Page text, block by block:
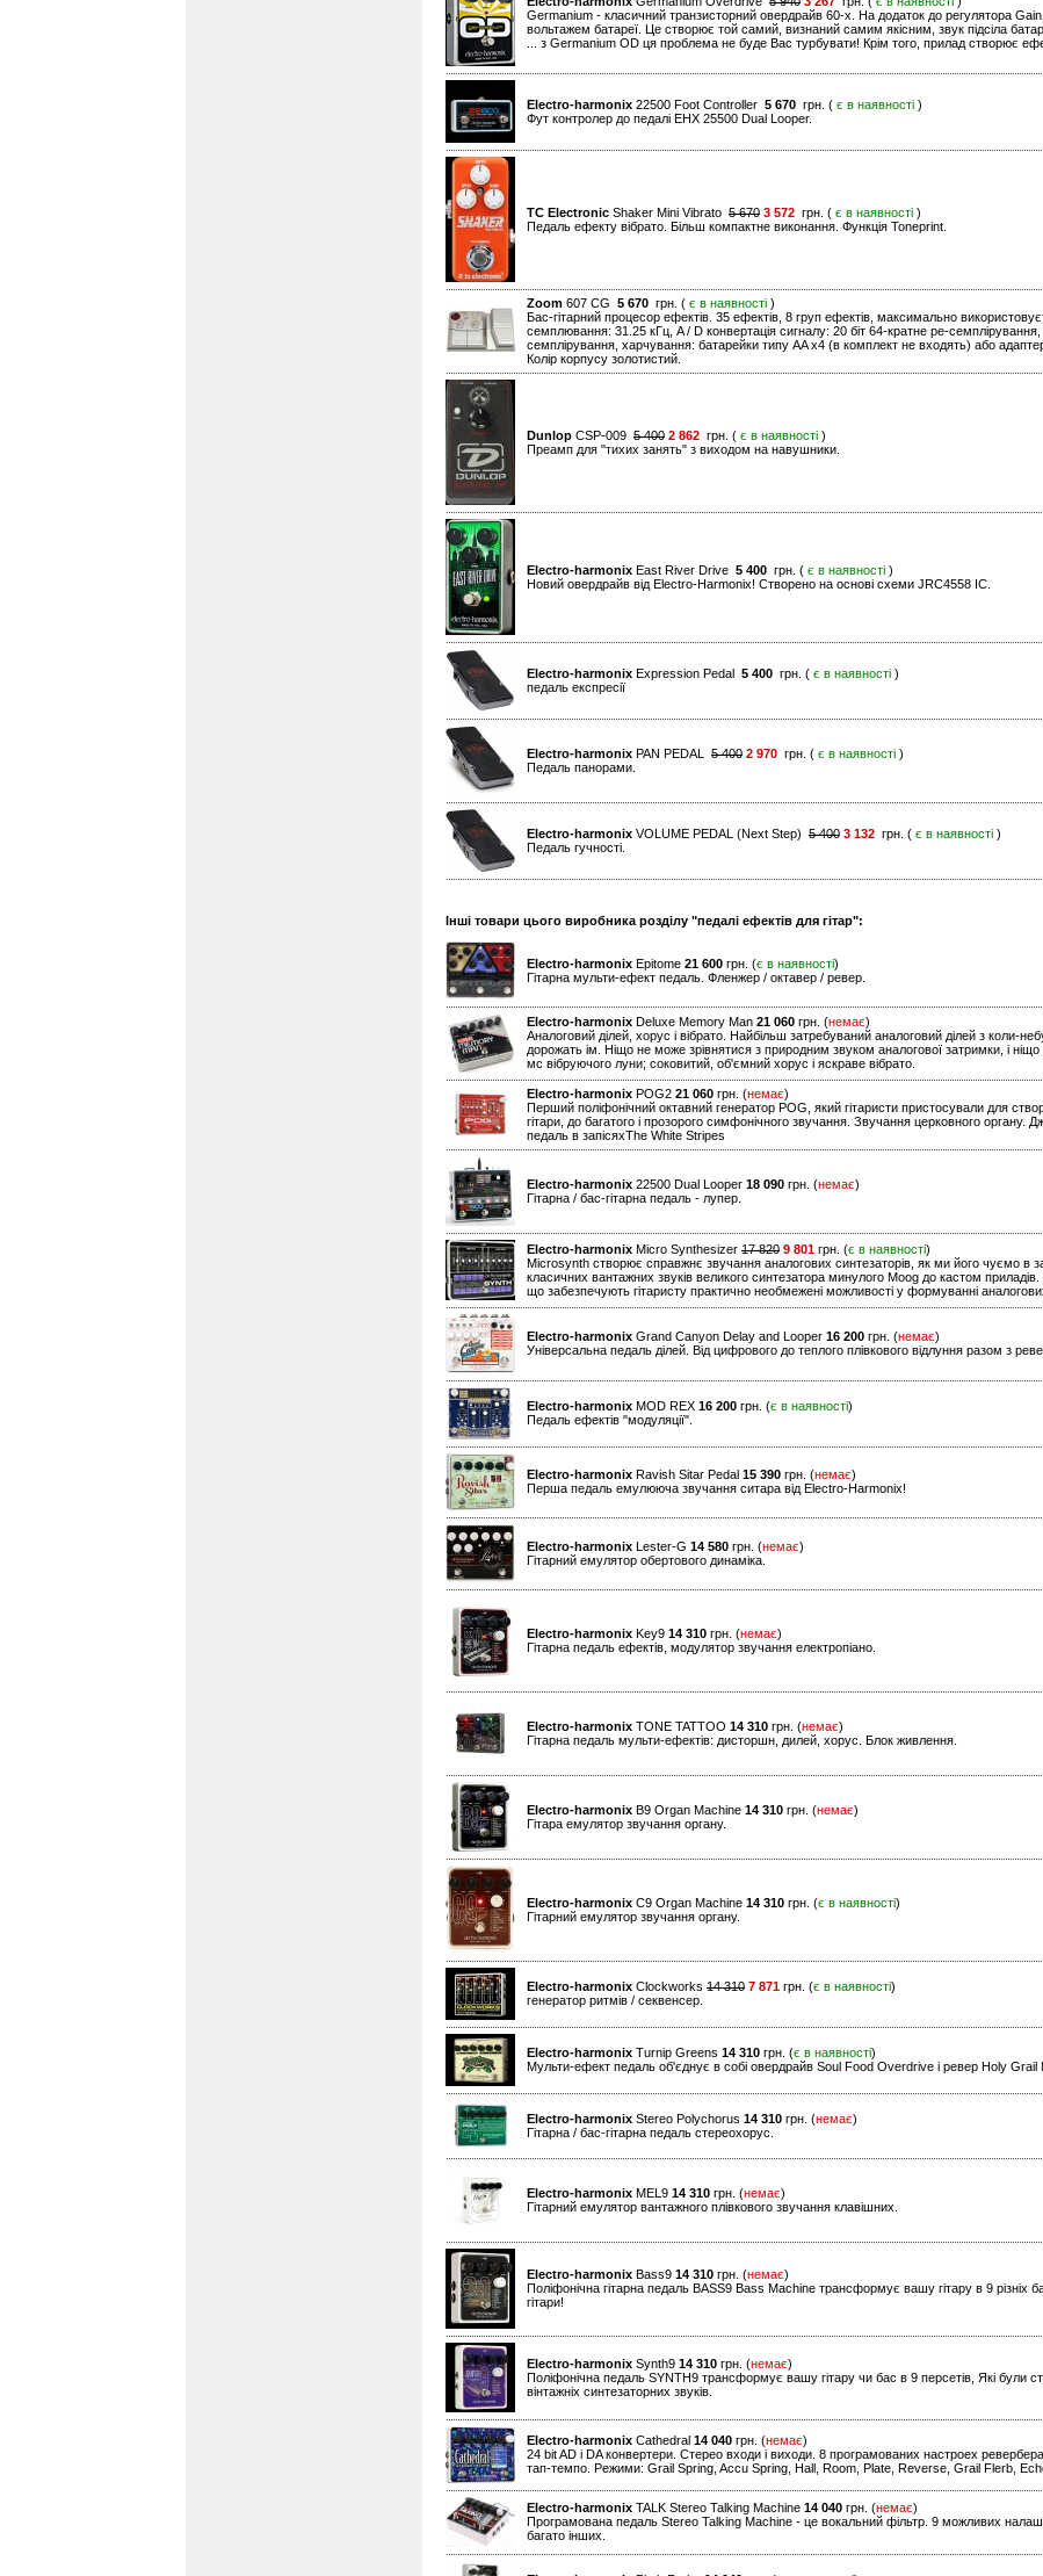
Germanium - класичний транзисторний овердрайв 60-х. На додаток до регулятора
вольтажем батареї. Це створює той самий, визнаний самим якісним, звук підсіла
... з Germanium OD ця проблема не буде Вас турбувати! Крім того, прилад створює
Electro-harmonix 22500 Foot Controller 5 670 грн. ( є в наявності )
Фут контролер до педалі EHX 25500 Dual Looper.
TC Electronic Shaker Mini Vibrato 5 670 3 572 грн. ( є в наявності )
Педаль ефекту вібрато. Більш компактне виконання. Функція Toneprint.
Zoom 607 CG 5 670 грн. ( є в наявності )
Бас-гітарний процесор ефектів. 35 ефектів, 8 груп ефектів, максимально
семплювання: 31.25 кГц, A / D конвертація сигналу: 20 біт 64-кратне ре-семплірування,
семплірування, харчування: батарейки типу AA x4 (в комплект не входять) або
Колір корпусу золотистий.
Dunlop CSP-009 5 400 2 862 грн. ( є в наявності )
Преамп для "тихих занять" з виходом на навушники.
Electro-harmonix East River Drive 5 400 грн. ( є в наявності )
Новий овердрайв від Electro-Harmonix! Створено на основі схеми JRC4558 IC.
Electro-harmonix Expression Pedal 5 400 грн. ( є в наявності )
педаль експресії
Electro-harmonix PAN PEDAL 5 400 2 970 грн. ( є в наявності )
Педаль панорами.
Electro-harmonix VOLUME PEDAL (Next Step) 5 400 3 132 грн. ( є в наявності )
Педаль гучності.
Інші товари цього виробника розділу "педалі ефектів для гітар":
Electro-harmonix Epitome 21 600 грн. (є в наявності)
Гітарна мульти-ефект педаль. Фленжер / октавер / ревер.
Electro-harmonix Deluxe Memory Man 21 060 грн. (немає)
Аналоговий ділей, хорус і вібрато. Найбільш затребуваний аналоговий ділей з коли-
дорожать ім. Ніщо не може зрівнятися з природним звуком аналогової затримки, і
мс вібруючого луни; соковитий, об'ємний хорус і яскраве вібрато.
Electro-harmonix POG2 21 060 грн. (немає)
Перший поліфонічний октавний генератор POG, який гітаристи пристосували для
гітари, до багатого і прозорого симфонічного звучання. Звучання церковного
педаль в запісяхThe White Stripes
Electro-harmonix 22500 Dual Looper 18 090 грн. (немає)
Гітарна / бас-гітарна педаль - лупер.
Electro-harmonix Micro Synthesizer 17 820 9 801 грн. (є в наявності)
Microsynth створює справжнє звучання аналогових синтезаторів, як ми його чуємо в
класичних вантажних звуків великого синтезатора минулого Moog до кастом
що забезпечують гітаристу практично необмежені можливості у формуванні
Electro-harmonix Grand Canyon Delay and Looper 16 200 грн. (немає)
Універсальна педаль ділей. Від цифрового до теплого плівкового відлуння разом з
Electro-harmonix MOD REX 16 200 грн. (є в наявності)
Педаль ефектів "модуляції".
Electro-harmonix Ravish Sitar Pedal 15 390 грн. (немає)
Перша педаль емулююча звучання ситара від Electro-Harmonix!
Electro-harmonix Lester-G 14 580 грн. (немає)
Гітарний емулятор обертового динаміка.
Electro-harmonix Key9 14 310 грн. (немає)
Гітарна педаль ефектів, модулятор звучання електропіано.
Electro-harmonix TONE TATTOO 14 310 грн. (немає)
Гітарна педаль мульти-ефектів: дисторшн, дилей, хорус. Блок живлення.
Electro-harmonix B9 Organ Machine 14 310 грн. (немає)
Гітара емулятор звучання органу.
Electro-harmonix C9 Organ Machine 14 310 грн. (є в наявності)
Гітарний емулятор звучання органу.
Electro-harmonix Clockworks 14 310 7 871 грн. (є в наявності)
генератор ритмів / секвенсер.
Electro-harmonix Turnip Greens 14 310 грн. (є в наявності)
Мульти-ефект педаль об'єднує в собі овердрайв Soul Food Overdrive і ревер Holy Grail
Electro-harmonix Stereo Polychorus 14 310 грн. (немає)
Гітарна / бас-гітарна педаль стереохорус.
Electro-harmonix MEL9 14 310 грн. (немає)
Гітарний емулятор вантажного плівкового звучання клавішних.
Electro-harmonix Bass9 14 310 грн. (немає)
Поліфонічна гітарна педаль BASS9 Bass Machine трансформує вашу гітару в 9 різніх
гітари!
Electro-harmonix Synth9 14 310 грн. (немає)
Поліфонічна педаль SYNTH9 трансформує вашу гітару чи бас в 9 персетів, Які були
вінтажніх синтезаторних звуків.
Electro-harmonix Cathedral 14 040 грн. (немає)
24 bit AD і DA конвертери. Стерео входи і виходи. 8 програмованих настроех
тап-темпо. Режими: Grail Spring, Accu Spring, Hall, Room, Plate, Reverse, Grail Flerb,
Electro-harmonix TALK Stereo Talking Machine 14 040 грн. (немає)
Програмована педаль Stereo Talking Machine - це вокальний фільтр. 9 можливих
багато інших.